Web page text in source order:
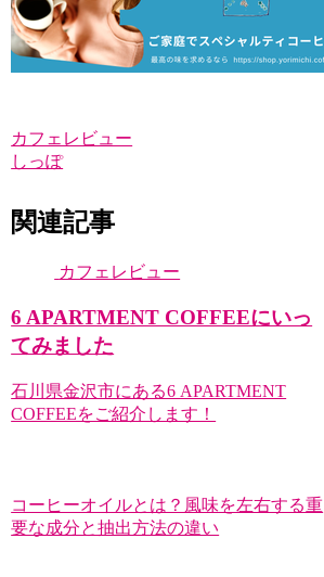
カフェレビュー
しっぽ
関連記事
カフェレビュー
6 APARTMENT COFFEEにいっ
てみました
石川県金沢市にある6 APARTMENT
COFFEEをご紹介します！
コーヒーオイルとは？風味を左右する重
要な成分と抽出方法の違い